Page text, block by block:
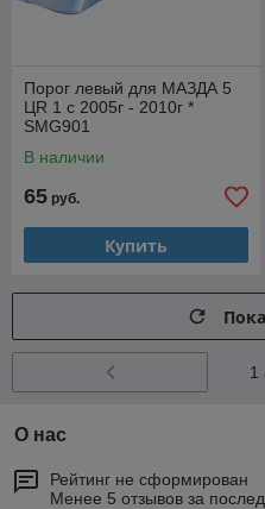
Порог левый для МАЗДА 5
ЦR 1 с 2005г - 2010г *
SMG901
В наличии
65 руб.
Купить
1
О нас
Рейтинг не сформирован
Менее 5 отзывов за